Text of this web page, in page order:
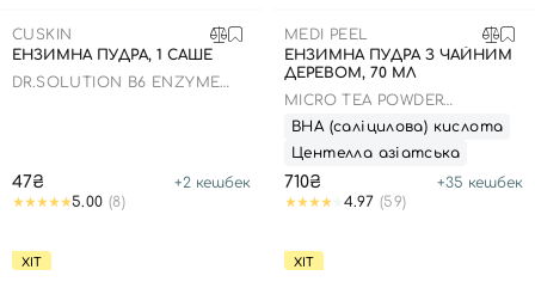
Креми для тіла з SPF
Мініатюри
Карбоксітерапія
Бʼюті гаджети
Автозасмага
Набори
Для чоловіків
Спеціальний догляд
Для дітей
Для чоловіків
Дезодоранти
Засоби для інтимної гігієни
Автозасмага для тіла
CUSKIN
ЕНЗИМНА ПУДРА, 1 САШЕ
DR.SOLUTION B6 ENZYME
47₴ +2 кешбек
5.00 (8)
MEDI PEEL
ЕНЗИМНА ПУДРА З ЧАЙНИМ
ДЕРЕВОМ, 70 МЛ
MICRO TEA POWDER
CLEANSER
ВНА (саліцилова) кислота
Центелла азіатська
710₴ +35 кешбек
4.97 (59)
ХІТ ХІТ